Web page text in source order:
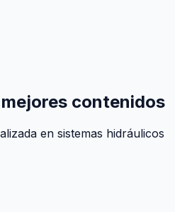
contenidos
en sistemas hidráulicos